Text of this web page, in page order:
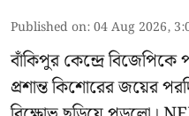
Published on:04 Aug 2026,
বাঁকিপুর কেন্দ্রে
প্রশান্ত কিশোরের জয়ের